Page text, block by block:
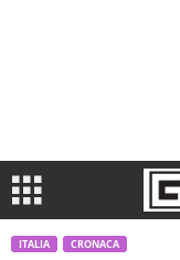
ITALIA CRONACA